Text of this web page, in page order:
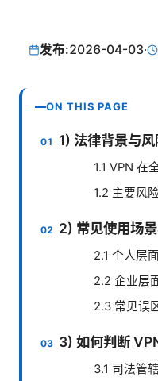
发布:2026-04-03·
ON THIS PAGE
1) 法律背景与
1.1 VPN 在
1.2 主要风
2) 常见使用场
2.1 个人层面
2.2 企业层
2.3 常见误
3) 如何判断
3.1 司法管